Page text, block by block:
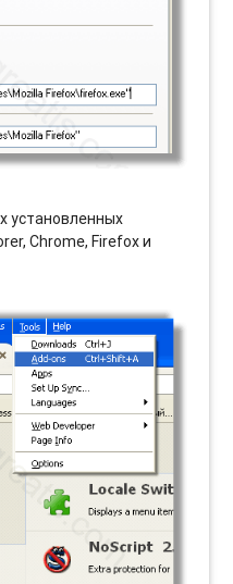
установленных
Chrome, Firefox и